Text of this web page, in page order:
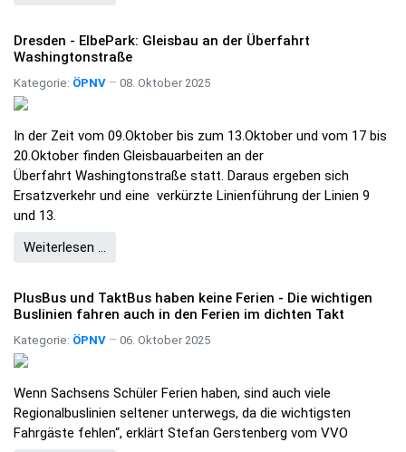
Dresden - ElbePark: Gleisbau an der Überfahrt
Washingtonstraße
Kategorie: ÖPNV 08. Oktober 2025
In der Zeit vom 09.Oktober bis zum 13.Oktober und vom 17 bis
20.Oktober finden Gleisbauarbeiten an der
Überfahrt Washingtonstraße statt. Daraus ergeben sich
Ersatzverkehr und eine verkürzte Linienführung der Linien 9
und 13.
Weiterlesen …
PlusBus und TaktBus haben keine Ferien - Die wichtigen
Buslinien fahren auch in den Ferien im dichten Takt
Kategorie: ÖPNV 06. Oktober 2025
Wenn Sachsens Schüler Ferien haben, sind auch viele
Regionalbuslinien seltener unterwegs, da die wichtigsten
Fahrgäste fehlen“, erklärt Stefan Gerstenberg vom VVO